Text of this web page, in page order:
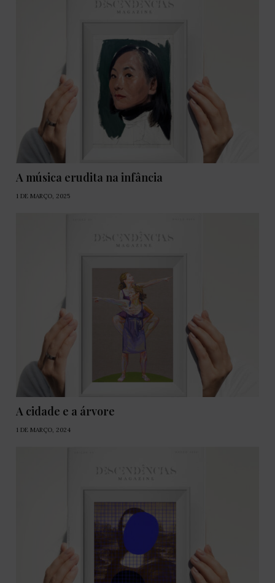
A música erudita na infância
1 DE MARÇO, 2025
A cidade e a árvore
1 DE MARÇO, 2024